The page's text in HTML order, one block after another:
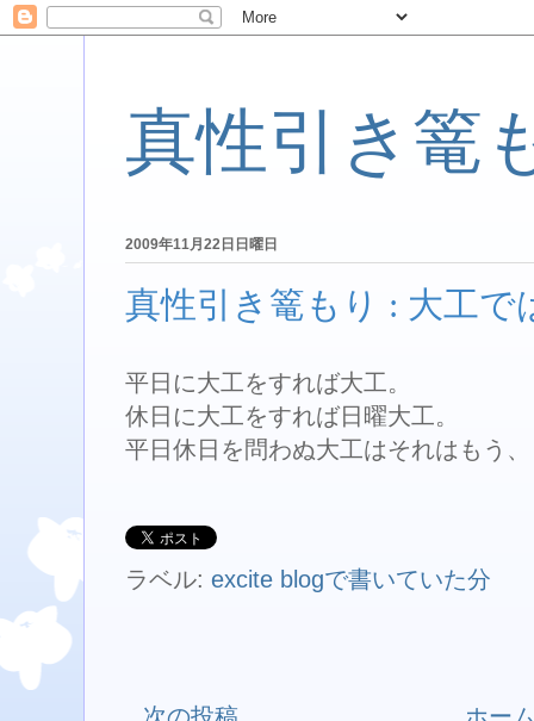
真性引き篭
2009年11月22日日曜日
真性引き篭もり : 大工で
平日に大工をすれば大工。
休日に大工をすれば日曜大工。
平日休日を問わぬ大工はそれはもう
ラベル: excite blogで書いていた分